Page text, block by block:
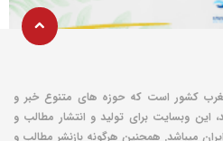
کشور است که حوزه های متنوع خبر و
وبسایت برای تولید و انتشار مطالب و
میباشد. همچنین هرگونه بازنشر مطالب و